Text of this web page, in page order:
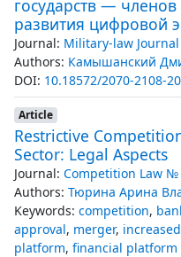
государств —
развития цифровой
Journal: Military-law
Authors: Камышанский
DOI: 10.18572/2070-2108-
Article
Restrictive
Sector: Legal Aspects
Journal: Competition Law №
Authors: Тюрина Арина
Keywords: competition,
approval, merger,
platform, financial platform